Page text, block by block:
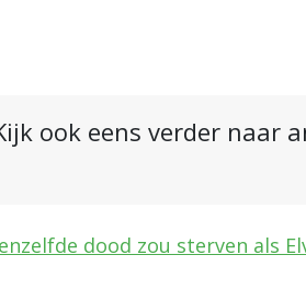
ook eens verder naar
dood zou sterven als